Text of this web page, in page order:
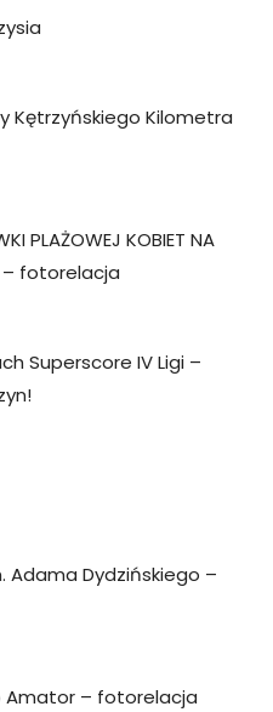
Kętrzyńskiego Kilometra
PLAŻOWEJ KOBIET NA
– fotorelacja
Superscore IV Ligi –
Adama Dydzińskiego –
Amator – fotorelacja